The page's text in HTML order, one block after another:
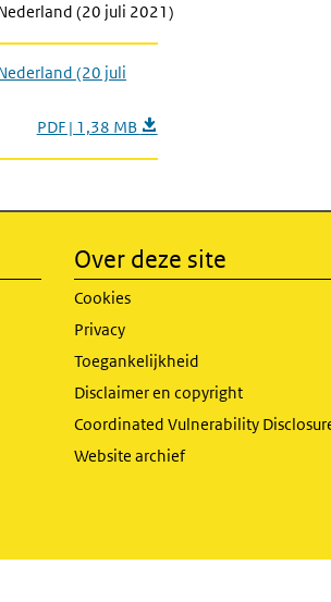
(20 juli 2021)
(20 juli
PDF | 1,38 MB
Over deze site
Cookies
Privacy
Toegankelijkheid
Disclaimer en copyright
Coordinated Vulnerability
Website archief